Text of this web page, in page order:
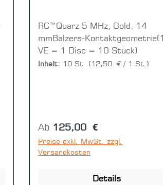
RC™Quarz 5 MHz, Gold, 14
mmBalzers-Kontaktgeometrie(1
VE = 1 Disc = 10 Stück)
Inhalt: 10 St. (12,50 € / 1 St.)
Regulärer Preis:
Ab 125,00 €
Preise exkl. MwSt. zzgl.
Versandkosten
Details